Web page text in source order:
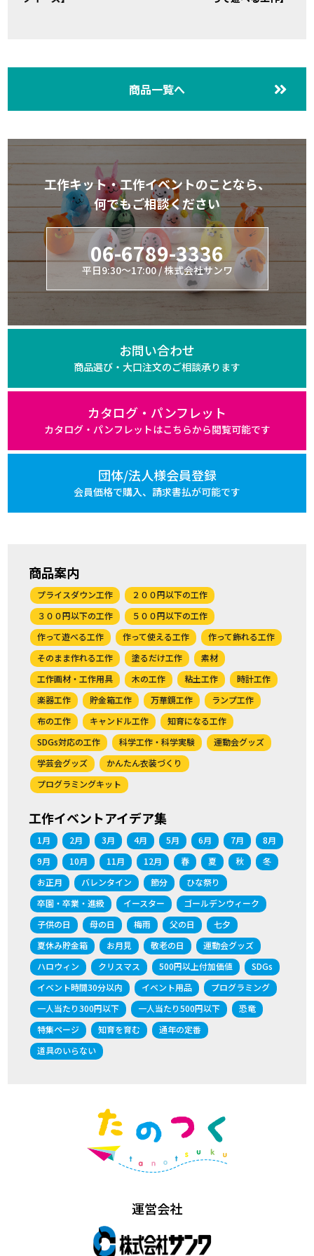
商品一覧へ
工作キット・工作イベントのことなら、
何でもご相談ください
06-6789-3336
平日9:30～17:00 / 株式会社サンワ
お問い合わせ
商品選び・大口注文のご相談承ります
カタログ・パンフレット
カタログ・パンフレットはこちらから閲覧可能です
団体/法人様会員登録
会員価格で購入、 請求書払が可能です
商品案内
プライスダウン工作
２００円以下の工作
３００円以下の工作
５００円以下の工作
作って遊べる工作
作って使える工作
作って飾れる工作
そのまま作れる工作
塗るだけ工作
素材
工作画材・工作用具
木の工作 粘土工作
時計工作
楽器工作
貯金箱工作 万華鏡工作
ランプ工作
布の工作
キャンドル工作
知育になる工作
SDGs対応の工作
科学工作・科学実験
運動会グッズ
学芸会グッズ
かんたん衣装づくり
プログラミングキット
工作イベントアイデア集
1月 2月 3月 4月 5月 6月 7月
8月
9月
10月 11月 12月 春 夏 秋
冬
お正月
バレンタイン 節分
ひな祭り
卒園・卒業・進級
イースター
ゴールデンウィーク
子供の日
母の日 梅雨 父の日
七夕
夏休み貯金箱
お月見 敬老の日
運動会グッズ
ハロウィン
クリスマス 500円以上付加価値
SDGs
イベント時間30分以内
イベント用品
プログラミング
一人当たり300円以下
一人当たり500円以下
恐竜
特集ページ
知育を育む
通年の定番
道具のいらない
運営会社